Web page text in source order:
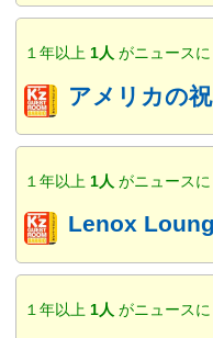
１年以上 1人 がニュース
アメリカの祝
１年以上 1人 がニュース
Lenox
１年以上 1人 がニュース